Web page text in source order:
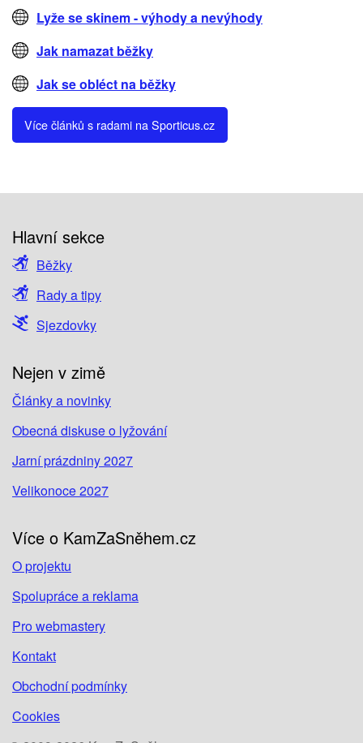
Lyže se skinem - výhody a nevýhody
Jak namazat běžky
Jak se obléct na běžky
Více článků s radami na Sporticus.cz
Hlavní sekce
Běžky
Rady a tipy
Sjezdovky
Nejen v zimě
Články a novinky
Obecná diskuse o lyžování
Jarní prázdniny 2027
Velikonoce 2027
Více o KamZaSněhem.cz
O projektu
Spolupráce a reklama
Pro webmastery
Kontakt
Obchodní podmínky
Cookies